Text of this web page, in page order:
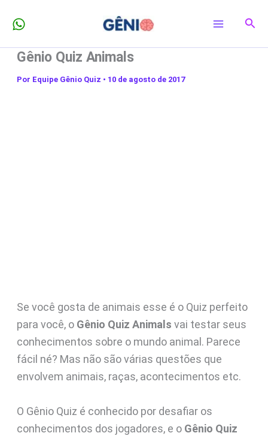
para
conteúdo
Gênio Quiz Animals
Por Equipe Gênio Quiz • 10 de agosto de 2017
Se você gosta de animais esse é o Quiz perfeito
para você, o Gênio Quiz Animals vai testar seus
conhecimentos sobre o mundo animal. Parece
fácil né? Mas não são várias questões que
envolvem animais, raças, acontecimentos etc.
O Gênio Quiz é conhecido por desafiar os
conhecimentos dos jogadores, e o Gênio Quiz